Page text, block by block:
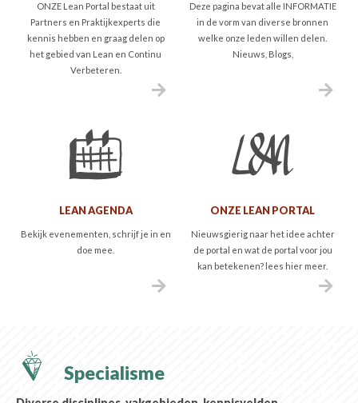
ONZE Lean Portal bestaat uit
Partners en Praktijkexperts die
kennis hebben en graag delen op
het gebied van Lean en Continu
Verbeteren.
Deze pagina bevat alle INFORMATIE
in de vorm van diverse bronnen
welke onze leden willen delen.
Nieuws, Blogs,
LEAN AGENDA
Bekijk evenementen, schrijf je in en
doe mee.
ONZE LEAN PORTAL
Nieuwsgierig naar het idee achter
de portal en wat de portal voor jou
kan betekenen? lees hier meer.
Specialisme